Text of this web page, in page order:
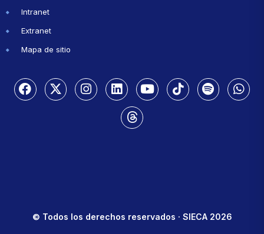
Intranet
Extranet
Mapa de sitio
© Todos los derechos reservados · SIECA 2026